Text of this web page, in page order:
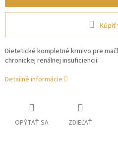
Kúpiť
Dietetické kompletné krmivo pre
chronickej renálnej insuficiencii.
Detailné informácie
OPÝTAŤ SA ZDIEĽAŤ